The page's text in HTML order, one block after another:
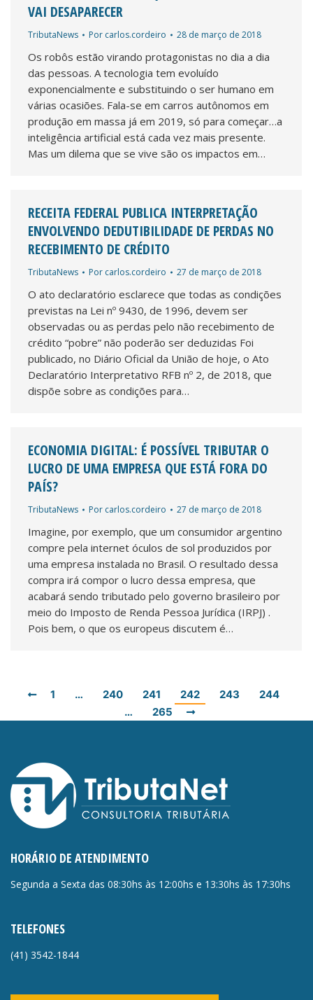
VAI DESAPARECER
TributaNews Por carlos.cordeiro 28 de março de 2018
Os robôs estão virando protagonistas no dia a dia
das pessoas. A tecnologia tem evoluído
exponencialmente e substituindo o ser humano em
várias ocasiões. Fala-se em carros autônomos em
produção em massa já em 2019, só para começar…a
inteligência artificial está cada vez mais presente.
Mas um dilema que se vive são os impactos em…
RECEITA FEDERAL PUBLICA INTERPRETAÇÃO
ENVOLVENDO DEDUTIBILIDADE DE PERDAS NO
RECEBIMENTO DE CRÉDITO
TributaNews Por carlos.cordeiro 27 de março de 2018
O ato declaratório esclarece que todas as condições
previstas na Lei nº 9430, de 1996, devem ser
observadas ou as perdas pelo não recebimento de
crédito “pobre” não poderão ser deduzidas Foi
publicado, no Diário Oficial da União de hoje, o Ato
Declaratório Interpretativo RFB nº 2, de 2018, que
dispõe sobre as condições para…
ECONOMIA DIGITAL: É POSSÍVEL TRIBUTAR O
LUCRO DE UMA EMPRESA QUE ESTÁ FORA DO
PAÍS?
TributaNews Por carlos.cordeiro 27 de março de 2018
Imagine, por exemplo, que um consumidor argentino
compre pela internet óculos de sol produzidos por
uma empresa instalada no Brasil. O resultado dessa
compra irá compor o lucro dessa empresa, que
acabará sendo tributado pelo governo brasileiro por
meio do Imposto de Renda Pessoa Jurídica (IRPJ) .
Pois bem, o que os europeus discutem é…
1 … 240 241 242 243
244
…
265
HORÁRIO DE ATENDIMENTO
Segunda a Sexta das 08:30hs às 12:00hs e 13:30hs às 17:30hs
TELEFONES
(41) 3542-1844